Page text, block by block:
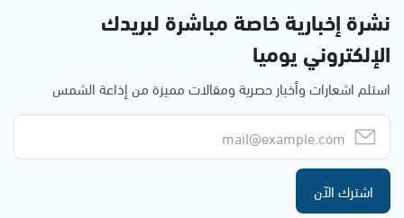
نشرة إخبارية خاصة مباشرة لبريدك
الإلكتروني يوميا
استلم اشعارات وأخبار حصرية ومقالات مميزة من إذاعة الشمس
اشترك الآن